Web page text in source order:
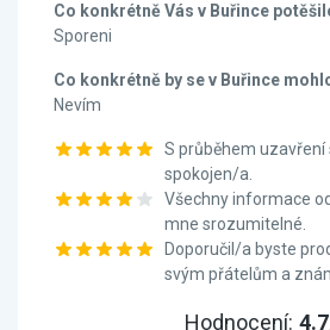
Co konkrétně Vás v Buřince
Sporeni
Co konkrétně by se v Buřince
Nevím
S průběhem
spokojen/a.
Všechny informace
mne srozumitelné.
Doporučil/a byste
svým přátelům a
Hodnocení: 4.7